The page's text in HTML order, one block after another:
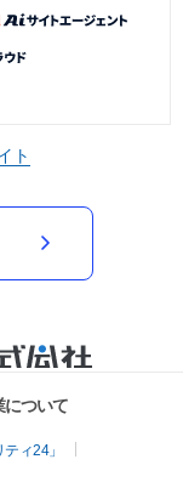
ト
について
ィ24」